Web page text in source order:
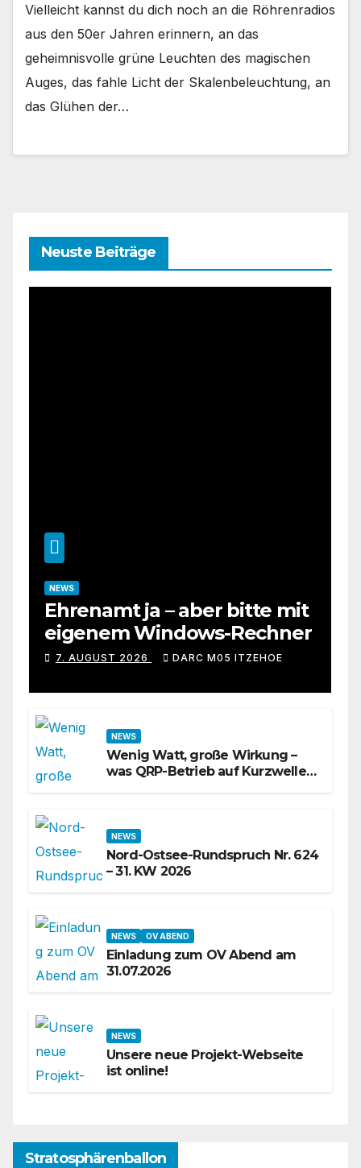
Vielleicht kannst du dich noch an die Röhrenradios
aus den 50er Jahren erinnern, an das
geheimnisvolle grüne Leuchten des magischen
Auges, das fahle Licht der Skalenbeleuchtung, an
das Glühen der…
Neuste Beiträge
NEWS
Ehrenamt ja – aber bitte mit
eigenem Windows-Rechner
7. AUGUST 2026 DARC M05 ITZEHOE
NEWS
Wenig Watt, große Wirkung –
was QRP-Betrieb auf Kurzwelle
NEWS
Nord-Ostsee-Rundspruch Nr. 624
– 31. KW 2026
NEWS OV ABEND
Einladung zum OV Abend am
31.07.2026
NEWS
Unsere neue Projekt-Webseite
ist online!
Stratosphärenballon